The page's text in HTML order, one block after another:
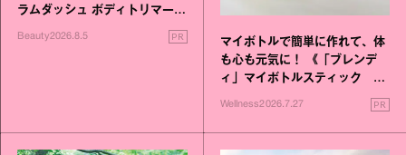
ラムダッシュ ボディトリマーが
Beauty2026.8.5 PR
マイボトルで簡単に作れて、体
も心も元気に！ 《「ブレンデ
ィ」マイボトルスティック い
いこと毎日》シリーズが誕生
Wellness2026.7.27 PR